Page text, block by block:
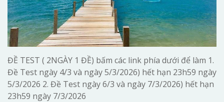
ĐỀ TEST ( 2NGÀY 1 ĐỀ) bấm các link phía dưới để làm 1.
Đề Test ngày 4/3 và ngày 5/3/2026) hết hạn 23h59 ngày
5/3/2026 2. Đề Test ngày 6/3 và ngày 7/3/2026) hết hạn
23h59 ngày 7/3/2026